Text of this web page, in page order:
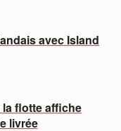
avec Island
la flotte affiche
livrée